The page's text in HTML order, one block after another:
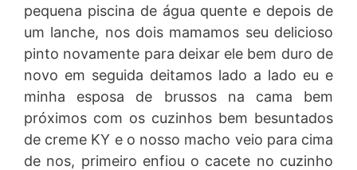
pequena piscina de água quente e depois de
um lanche, nos dois mamamos seu delicioso
pinto novamente para deixar ele bem duro de
novo em seguida deitamos lado a lado eu e
minha esposa de brussos na cama bem
próximos com os cuzinhos bem besuntados
de creme KY e o nosso macho veio para cima
de nos, primeiro enfiou o cacete no cuzinho